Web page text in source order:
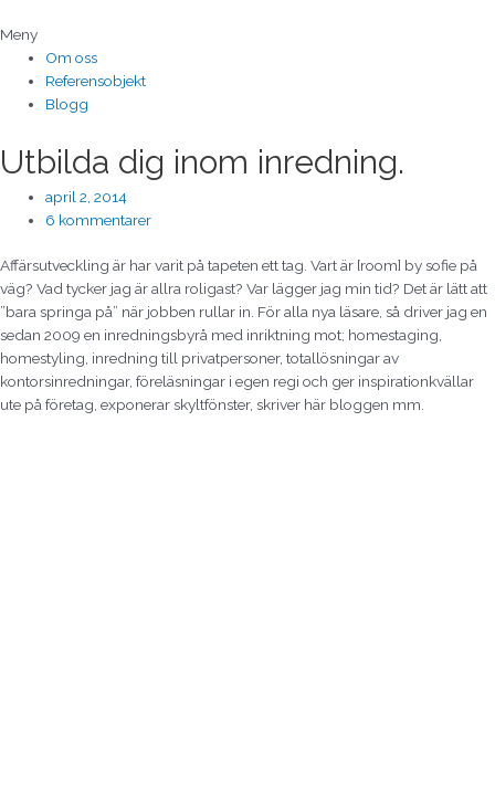
till
innehåll
Meny
Om oss
Referensobjekt
Blogg
Utbilda dig inom inredning.
april 2, 2014
6 kommentarer
Affärsutveckling är har varit på tapeten ett tag. Vart är [room] by sofie på
väg? Vad tycker jag är allra roligast? Var lägger jag min tid? Det är lätt att
”bara springa på” när jobben rullar in. För alla nya läsare, så driver jag en
sedan 2009 en inredningsbyrå med inriktning mot; homestaging,
homestyling, inredning till privatpersoner, totallösningar av
kontorsinredningar, föreläsningar i egen regi och ger inspirationkvällar
ute på företag, exponerar skyltfönster, skriver här bloggen mm.